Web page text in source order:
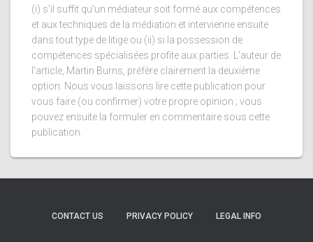
(i) s'il suffit qu'un médiateur soit formé aux compétences
et aux techniques de la médiation et intervienne ensuite
dans tout type de litige ou (ii) si la possession de
compétences spécialisées profite aux parties. L'auteur de
l'article, Martin Burns, préfère clairement la deuxième
option. Nous vous laissons lire cette publication pour
vous faire (ou confirmer) votre propre opinion ; vous
pouvez ensuite la formuler en commentaire sous cette
publication.
CONTACT US PRIVACY POLICY LEGAL INFO